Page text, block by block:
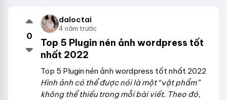
0
daloctai
4 năm trước
Top 5 Plugin nén ảnh wordpress tốt
nhất 2022
Top 5 Plugin nén ảnh wordpress tốt nhất 2022
Hình ảnh có thể được nói là một “vật phẩm”
không thể thiếu trong mỗi bài viết. Theo đó,